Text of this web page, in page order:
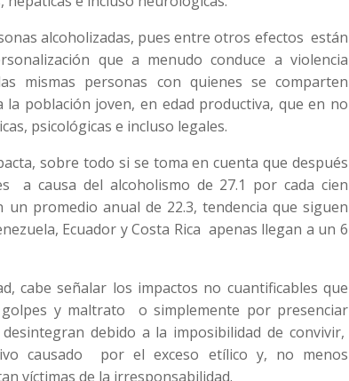
alcoholizadas, pues entre otros efectos están
que a menudo conduce a violencia
mismas personas con quienes se comparten
población joven, en edad productiva, que en no
psicológicas e incluso legales.
sobre todo si se toma en cuenta que después
a causa del alcoholismo de 27.1 por cada cien
promedio anual de 22.3, tendencia que siguen
Ecuador y Costa Rica apenas llegan a un 6
cabe señalar los impactos no cuantificables que
y maltrato o simplemente por presenciar
debido a la imposibilidad de convivir,
causado por el exceso etílico y, no menos
víctimas de la irresponsabilidad.